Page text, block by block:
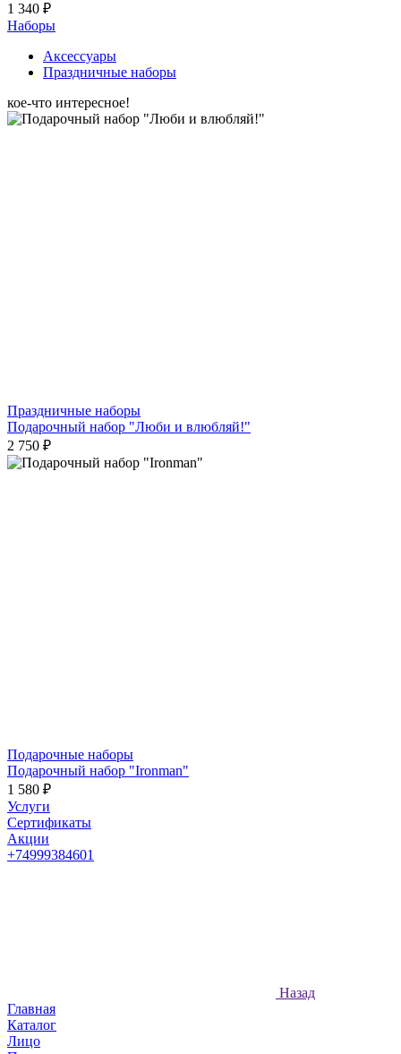
1 340 ₽
Наборы
Аксессуары
Праздничные наборы
кое-что интересное!
Праздничные наборы
Подарочный набор "Люби и влюбляй!"
2 750 ₽
Подарочные наборы
Подарочный набор "Ironman"
1 580 ₽
Услуги
Сертификаты
Акции
+74999384601
Назад
Главная
Каталог
Лицо